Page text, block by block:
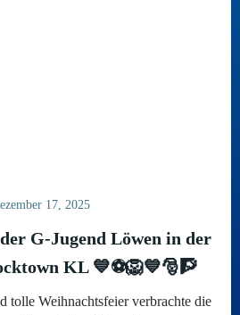
17, 2025
G-Jugend Löwen in der
KL 💙⚽️🦁💙🎅🧗
tolle Weihnachtsfeier verbrachte die